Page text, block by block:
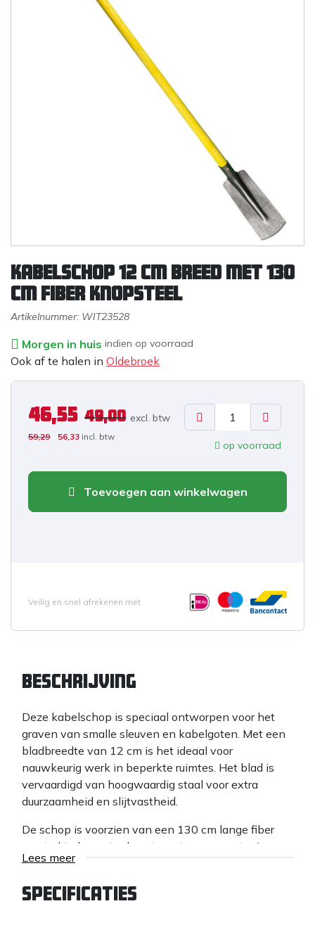
Kabelschop 12 cm breed met 130
cm fiber knopsteel
Artikelnummer: WIT23528
Morgen in huis indien op voorraad
Ook af te halen in Oldebroek
46,55 49,00 excl. btw
59,29 56,33 incl. btw
op voorraad
Toevoegen aan winkelwagen
Veilig en snel afrekenen met
Beschrijving
Deze kabelschop is speciaal ontworpen voor het
graven van smalle sleuven en kabelgoten. Met een
bladbreedte van 12 cm is het ideaal voor
nauwkeurig werk in beperkte ruimtes. Het blad is
vervaardigd van hoogwaardig staal voor extra
duurzaamheid en slijtvastheid.
De schop is voorzien van een 130 cm lange fiber
versterkte knopsteel, wat zorgt voor een stevige
grip en vermindert de kans op vermoeidheid tijdens
professioneel gebruik in grondwerken, bestrating en
Lees meer
Specificaties